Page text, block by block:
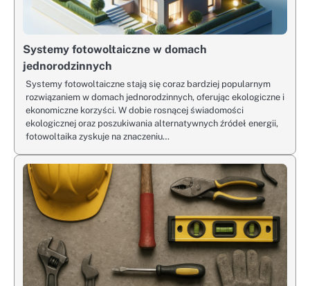
Systemy fotowoltaiczne w domach
jednorodzinnych
Systemy fotowoltaiczne stają się coraz bardziej popularnym
rozwiązaniem w domach jednorodzinnych, oferując ekologiczne i
ekonomiczne korzyści. W dobie rosnącej świadomości
ekologicznej oraz poszukiwania alternatywnych źródeł energii,
fotowoltaika zyskuje na znaczeniu…